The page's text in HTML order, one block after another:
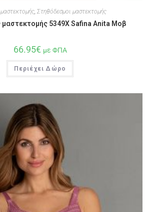
, Στηθόδεσμοι μαστεκτομής
5349X Safina Anita Μοβ
66.95€ με ΦΠΑ
Περιέχει Δώρο